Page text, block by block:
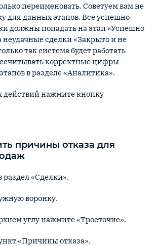
переименовать. Советуем вам не
для данных этапов. Все успешно
должны попадать на этап «Успешно
неудачные сделки «Закрыто и не
так система будет работать
корректные цифры
в разделе «Аналитика».
действий нажмите кнопку
причины отказа для
раздел «Сделки».
воронку.
углу нажмите «Троеточие».
«Причины отказа».